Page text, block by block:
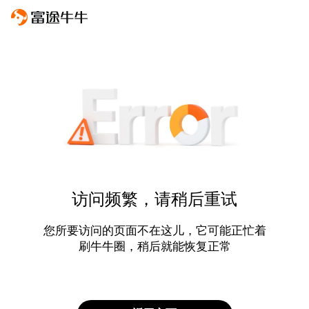
访问频繁，请稍后重试
您所要访问的页面不在这儿，它可能正忙着
刷牛牛圈，稍后就能恢复正常